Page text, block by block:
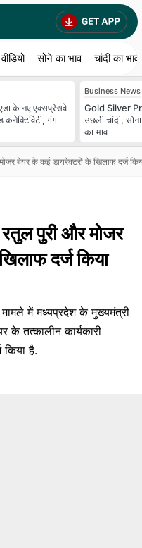
वीडियो सोने का भाव चांदी का भाव
के नए एक्सप्रेसवे
कनेक्टिविटी, गंगा
Business News
Gold Silver
उछली चांदी,
का भाव
बेयर के कई डायरेक्टरों के खिलाफ दर्ज
पुरी और मोजर
दर्ज किया
में मध्यप्रदेश के मुख्यमंत्री
तत्कालीन कार्यकारी
है.